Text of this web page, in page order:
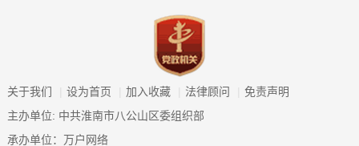
关于我们 设为首页 加入收藏 法律顾问
免责声明
主办单位: 中共淮南市八公山区委组织部
承办单位：万户网络